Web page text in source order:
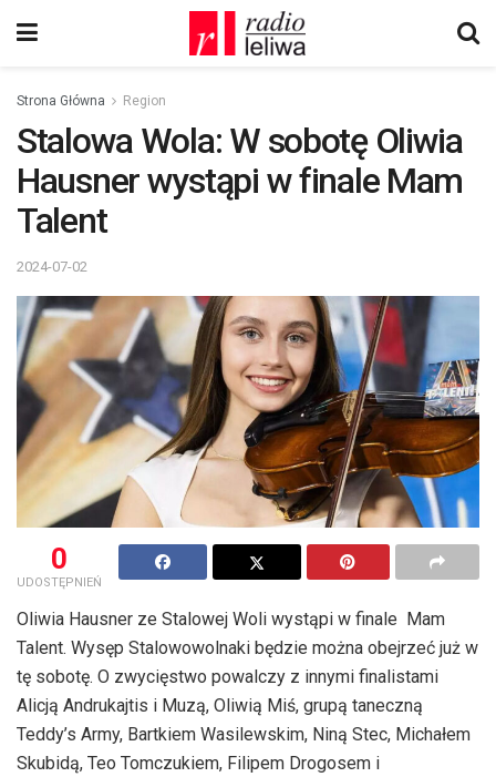
Strona Główna Region
Stalowa Wola: W sobotę Oliwia
Hausner wystąpi w finale Mam
Talent
2024-07-02
0
UDOSTĘPNIEŃ
Oliwia Hausner ze Stalowej Woli wystąpi w finale Mam
Talent. Wysęp Stalowowolnaki będzie można obejrzeć już w
tę sobotę. O zwycięstwo powalczy z innymi finalistami
Alicją Andrukajtis i Muzą, Oliwią Miś, grupą taneczną
Teddy’s Army, Bartkiem Wasilewskim, Niną Stec, Michałem
Skubidą, Teo Tomczukiem, Filipem Drogosem i